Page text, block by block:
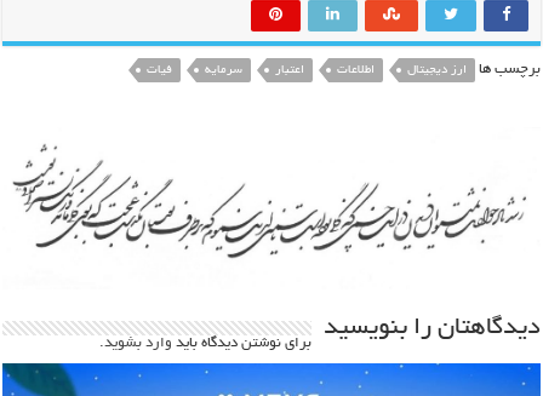
برچسب ها ارز دیجیتال اطلاعات اعتبار سرمایه فیات
دیدگاهتان را بنویسید
برای نوشتن دیدگاه باید وارد بشوید.